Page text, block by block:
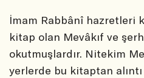
İmam Rabbânî hazretleri
kitap olan Mevâkıf ve
okutmuşlardır. Nitekim
yerlerde bu kitaptan